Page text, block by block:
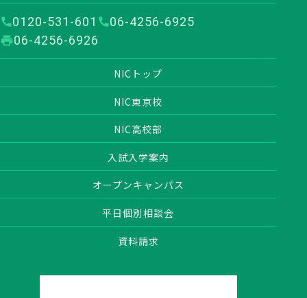
0120-531-601
06-4256-6925
06-4256-6926
NICトップ
NIC東京校
NIC高校部
入試入学案内
オープンキャンパス
平日個別相談会
資料請求